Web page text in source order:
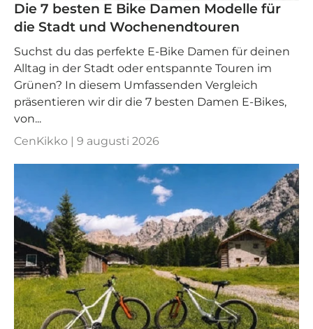
Die 7 besten E Bike Damen Modelle für
die Stadt und Wochenendtouren
Suchst du das perfekte E-Bike Damen für deinen
Alltag in der Stadt oder entspannte Touren im
Grünen? In diesem Umfassenden Vergleich
präsentieren wir dir die 7 besten Damen E-Bikes,
von...
CenKikko | 9 augusti 2026